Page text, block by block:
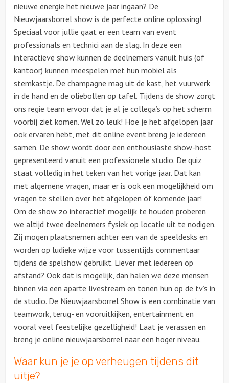
nieuwe energie het nieuwe jaar ingaan? De
Nieuwjaarsborrel show is de perfecte online oplossing!
Speciaal voor jullie gaat er een team van event
professionals en technici aan de slag. In deze een
interactieve show kunnen de deelnemers vanuit huis (of
kantoor) kunnen meespelen met hun mobiel als
stemkastje. De champagne mag uit de kast, het vuurwerk
in de hand en de oliebollen op tafel. Tijdens de show zorgt
ons regie team ervoor dat je al je collega’s op het scherm
voorbij ziet komen. Wel zo leuk! Hoe je het afgelopen jaar
ook ervaren hebt, met dit online event breng je iedereen
samen. De show wordt door een enthousiaste show-host
gepresenteerd vanuit een professionele studio. De quiz
staat volledig in het teken van het vorige jaar. Dat kan
met algemene vragen, maar er is ook een mogelijkheid om
vragen te stellen over het afgelopen óf komende jaar!
Om de show zo interactief mogelijk te houden proberen
we altijd twee deelnemers fysiek op locatie uit te nodigen.
Zij mogen plaatsnemen achter een van de speeldesks en
worden op ludieke wijze voor tussentijds commentaar
tijdens de spelshow gebruikt. Liever met iedereen op
afstand? Ook dat is mogelijk, dan halen we deze mensen
binnen via een aparte livestream en tonen hun op de tv’s in
de studio. De Nieuwjaarsborrel Show is een combinatie van
teamwork, terug- en vooruitkijken, entertainment en
vooral veel feestelijke gezelligheid! Laat je verassen en
breng je online nieuwjaarsborrel naar een hoger niveau.
Waar kun je je op verheugen tijdens dit
uitje?